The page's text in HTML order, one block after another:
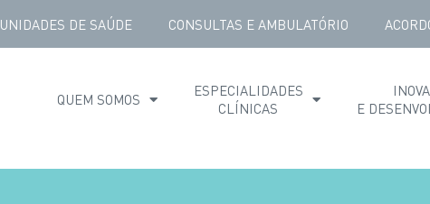
UNIDADES DE SAÚDE CONSULTAS E AMBULATÓRIO
QUEM SOMOS
ESPECIALIDADES
CLÍNICAS
E